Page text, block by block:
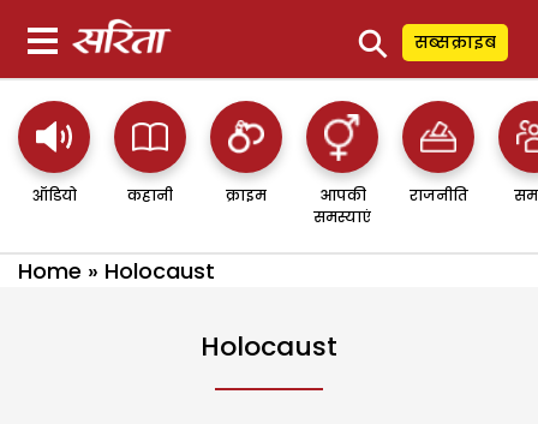
⚲ सब्सक्राइब
ऑडियो कहानी क्राइम
आपकी
समस्याएं
राजनीति
Home » Holocaust
Holocaust